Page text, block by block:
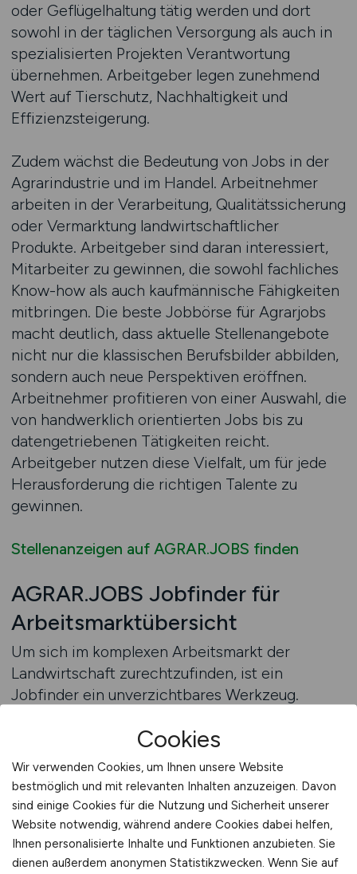
oder Geflügelhaltung tätig werden und dort
sowohl in der täglichen Versorgung als auch in
spezialisierten Projekten Verantwortung
übernehmen. Arbeitgeber legen zunehmend
Wert auf Tierschutz, Nachhaltigkeit und
Effizienzsteigerung.
Zudem wächst die Bedeutung von Jobs in der
Agrarindustrie und im Handel. Arbeitnehmer
arbeiten in der Verarbeitung, Qualitätssicherung
oder Vermarktung landwirtschaftlicher
Produkte. Arbeitgeber sind daran interessiert,
Mitarbeiter zu gewinnen, die sowohl fachliches
Know-how als auch kaufmännische Fähigkeiten
mitbringen. Die beste Jobbörse für Agrarjobs
macht deutlich, dass aktuelle Stellenangebote
nicht nur die klassischen Berufsbilder abbilden,
sondern auch neue Perspektiven eröffnen.
Arbeitnehmer profitieren von einer Auswahl, die
von handwerklich orientierten Jobs bis zu
datengetriebenen Tätigkeiten reicht.
Arbeitgeber nutzen diese Vielfalt, um für jede
Herausforderung die richtigen Talente zu
gewinnen.
Stellenanzeigen auf AGRAR.JOBS finden
AGRAR.JOBS Jobfinder für
Arbeitsmarktübersicht
Um sich im komplexen Arbeitsmarkt der
Landwirtschaft zurechtzufinden, ist ein
Jobfinder ein unverzichtbares Werkzeug.
suchen, die ihren Interessen und Qualifikationen
entsprechen. Arbeitgeber profitieren davon,
dass ihre Ausschreibungen von genau den
Kandidaten gefunden werden, die sie
ansprechen wollen. Der Jobfinder bietet
Arbeitnehmern die Möglichkeit, Stellen nach
Region, Fachgebiet oder Erfahrungsstufe zu
Cookies
Wir verwenden Cookies, um Ihnen unsere Website
bestmöglich und mit relevanten Inhalten anzuzeigen. Davon
sind einige Cookies für die Nutzung und Sicherheit unserer
Website notwendig, während andere Cookies dabei helfen,
Ihnen personalisierte Inhalte und Funktionen anzubieten. Sie
dienen außerdem anonymen Statistikzwecken. Wenn Sie auf